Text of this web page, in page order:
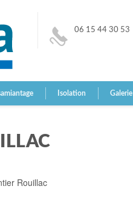
06 15 44 30 53
Isolation Galerie
Rouillac